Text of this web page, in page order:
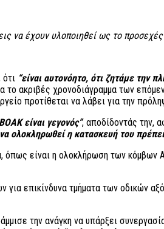
να έχουν υλοποιηθεί ως το προσεχές
“είναι αυτονόητο, ότι ζητάμε την
το ακριβές χρονοδιάγραμμα των
προτίθεται να λάβει για την
είναι γεγονός”, αποδίδοντάς την,
ολοκληρωθεί η κατασκευή του
είναι η ολοκλήρωση των κόμβων
επικίνδυνα τμήματα των οδικών
την ανάγκη να υπάρξει